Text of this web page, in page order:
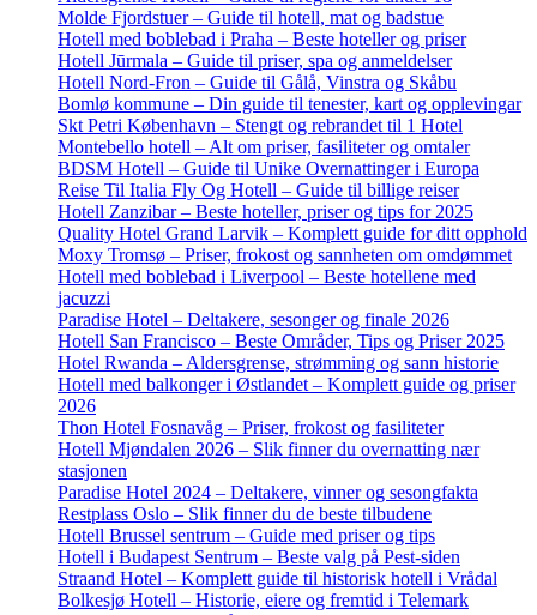
Molde Fjordstuer – Guide til hotell, mat og badstue
Hotell med boblebad i Praha – Beste hoteller og priser
Hotell Jūrmala – Guide til priser, spa og anmeldelser
Hotell Nord-Fron – Guide til Gålå, Vinstra og Skåbu
Bomlø kommune – Din guide til tenester, kart og opplevingar
Skt Petri København – Stengt og rebrandet til 1 Hotel
Montebello hotell – Alt om priser, fasiliteter og omtaler
BDSM Hotell – Guide til Unike Overnattinger i Europa
Reise Til Italia Fly Og Hotell – Guide til billige reiser
Hotell Zanzibar – Beste hoteller, priser og tips for 2025
Quality Hotel Grand Larvik – Komplett guide for ditt opphold
Moxy Tromsø – Priser, frokost og sannheten om omdømmet
Hotell med boblebad i Liverpool – Beste hotellene med
jacuzzi
Paradise Hotel – Deltakere, sesonger og finale 2026
Hotell San Francisco – Beste Områder, Tips og Priser 2025
Hotel Rwanda – Aldersgrense, strømming og sann historie
Hotell med balkonger i Østlandet – Komplett guide og priser
2026
Thon Hotel Fosnavåg – Priser, frokost og fasiliteter
Hotell Mjøndalen 2026 – Slik finner du overnatting nær
stasjonen
Paradise Hotel 2024 – Deltakere, vinner og sesongfakta
Restplass Oslo – Slik finner du de beste tilbudene
Hotell Brussel sentrum – Guide med priser og tips
Hotell i Budapest Sentrum – Beste valg på Pest-siden
Straand Hotel – Komplett guide til historisk hotell i Vrådal
Bolkesjø Hotell – Historie, eiere og fremtid i Telemark